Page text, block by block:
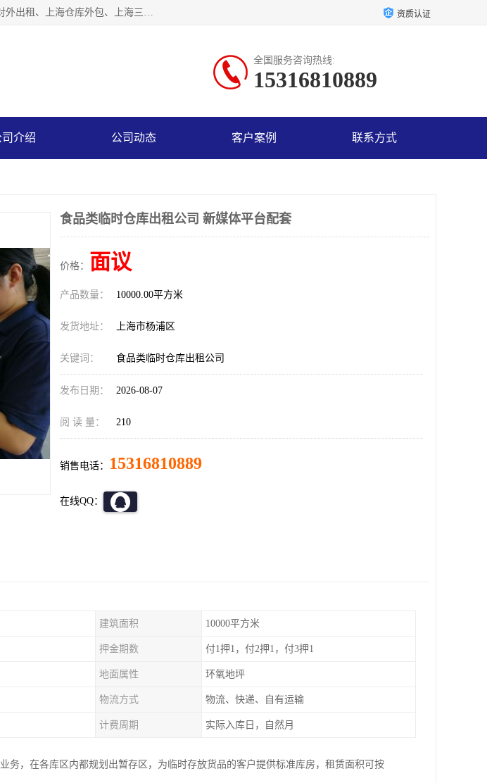
上海星力仓储服务有限公司从事：上海仓储服务、上海仓储库房、上海仓库代运营、上海仓库对外出租、上海仓库外包、上海三方仓储、上海电商仓储代发、上海电商代发货仓库、上海托管仓库、上海仓储配送。上海星力仓储服务有限公司现在拥有100个分仓、10万余平方的标准库房，精炼员工几百名，与几千家客户合作，公司已跻身上海仓储行业前列。欢迎来电咨询！ 资质认证
全国服务咨询热线:
15316810889
司介绍 公司动态 客户案例 联系方式
食品类临时仓库出租公司 新媒体平台配套
价格： 面议
产品数量： 10000.00平方米
发货地址： 上海市杨浦区
关键词： 食品类临时仓库出租公司
发布日期： 2026-08-07
阅 读 量： 210
销售电话： 15316810889
在线QQ：
建筑面积 10000平方米
押金期数 付1押1，付2押1，付3押1
地面属性 环氧地坪
物流方式 物流、快递、自有运输
计费周期 实际入库日，自然月
务，在各库区内都规划出暂存区，为临时存放货品的客户提供标准库房，租赁面积可按